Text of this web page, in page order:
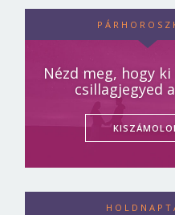
Nézd meg, hogy
csillagjegyed